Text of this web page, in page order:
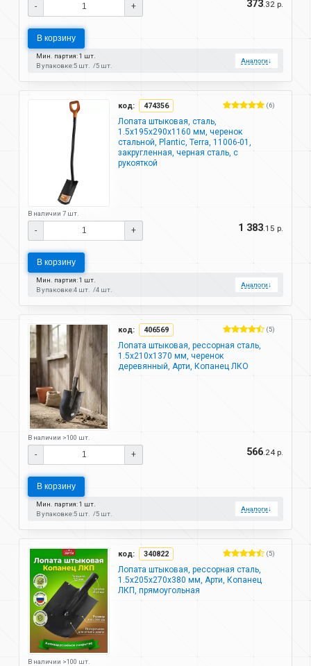
- + 373 .32 р.
В корзину
Мин. партия: 1 шт.
В упаковке:5 шт. 5 шт.
Аналоги↓
код: 474356 (6)
Лопата штыковая, сталь,
1.5х195х290х1160 мм, черенок
стальной, Plantic, Terra, 11006-01,
закругленная, черная сталь, с
рукояткой
В наличии 7 шт.
- + 1 383 .15 р.
В корзину
Мин. партия: 1 шт.
В упаковке:4 шт. 4 шт.
Аналоги↓
код: 406569 (5)
Лопата штыковая, рессорная сталь,
1.5х210х1370 мм, черенок
деревянный, Арти, Копанец ЛКО
В наличии >100 шт.
- + 566 .24 р.
В корзину
Мин. партия: 1 шт.
В упаковке:5 шт. 5 шт.
Аналоги↓
код: 340822 (5)
Лопата штыковая, рессорная сталь,
1.5х205х270х380 мм, Арти, Копанец
ЛКП, прямоугольная
В наличии >100 шт.